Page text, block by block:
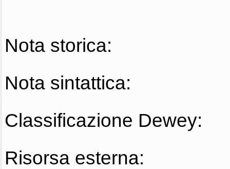
Nota storica:
Nota sintattica:
Classificazione Dewey:
Risorsa esterna: